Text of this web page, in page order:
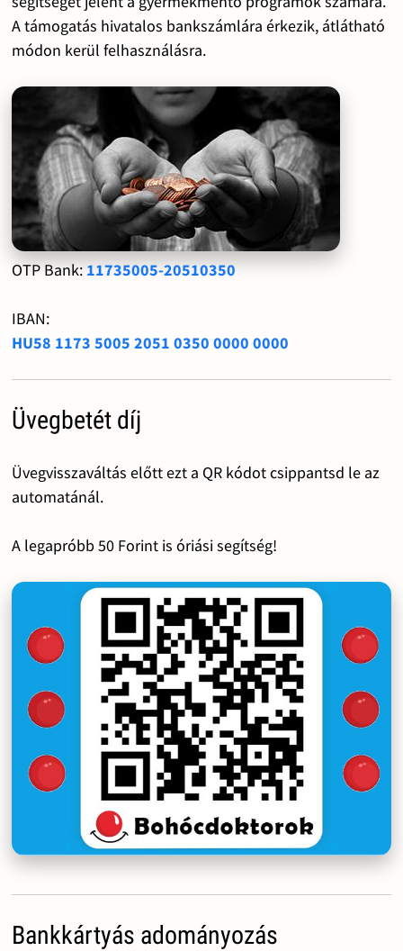
A támogatás hivatalos bankszámlára érkezik, átlátható
módon kerül felhasználásra.
OTP Bank: 11735005-20510350
IBAN:
HU58 1173 5005 2051 0350 0000 0000
Üvegbetét díj
Üvegvisszaváltás előtt ezt a QR kódot csippantsd le az
automatánál.
A legapróbb 50 Forint is óriási segítség!
Bankkártyás adományozás